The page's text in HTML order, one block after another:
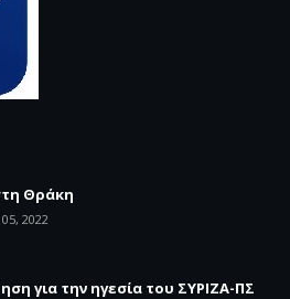
Θράκη
2022
για την ηγεσία του ΣΥΡΙΖΑ-ΠΣ